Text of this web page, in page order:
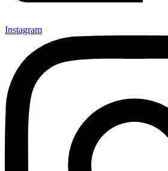
Instagram